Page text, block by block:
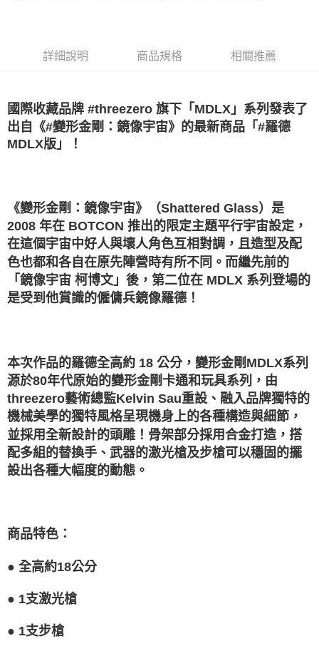
相關說明
【大哥付你分期使用說明】
1.本服務由台灣大哥大提供，台灣大哥大用戶可立即使用無須另外申請。
4.訂單成立30分鐘內，如未前往確認交易或遇審核未通過，訂單將自動取
消。如遇「轉專審核」未通過狀況，表示未達大哥付你分期系統評分，恕無
法說明評估內容。
【繳款方式說明】
1.分期款項不併入電信帳單，「大哥付你分期」於每月結算日後寄送繳費提
醒簡訊。
2.透過簡訊連結打開帳單後，可選擇「超商條碼／台灣大直營門市／銀行轉
帳／街口支付／iPASS MONEY」等通路繳費。
買賣價金債權讓與本公司後，依約使用本公司帳單繳交帳款。
2.基於同意付款使用「大哥付你分期」之契約關係目的，商店將以您的個人
資料（包含姓名、電話或地址）提供予台灣大哥大進項蒐集、處理及利用，
由本公司與您本人進行分期帳單所需資料之確認、核對及更正。
3.完整用戶服務條款，請詳閱以下連結：https://oppay.tw/userRule
AFTEE先享後付
便利好安心！
１．簡單：不需註冊會員、不需綁卡、不需儲值。
２．便利：只要手機號碼，簡訊認證，即可結帳。
３．安心：先確認商品／服務後，再付款。
【「AFTEE先享後付」結帳流程】
１．於結帳方式選擇「AFTEE先享後付」後，將跳轉至「AFTEE先享後付」
結帳頁面，進行簡訊認證並確認金額後，即可完成結帳。
２．訂單成立數日內，您將收到繳費通知簡訊。
後付繳納相關費用。
※ 交易是否成功請以「AFTEE先享後付 」之結帳頁面顯示為準，若有關於
是否繳費成功／繳費後需取消欲退款等相關疑問，請聯繫「AFTEE先享後付
客戶支援中心」https://netprotections.freshdesk.com/support/home
【注意事項】
１．透過由恩沛科技股份有限公司提供之「AFTEE先享後付」服務完成之交
易，需依本服務之必要範圍內提供個人資料，並將交易相關給付款項請求債
權轉讓予恩沛科技股份有限公司。
任。
時審查核予不同之上限額度；若仍有額度不足之情形，本公司將視審查結果
請求用戶進行身份認證。
恩沛科技股份有限公司將有權停止該用戶之使用額度並採取法律行動。
運送方式
宅配
每筆NT$120，滿NT$1,200(含以上)免運費
宅配-離島
每筆NT$300
詳細說明 商品規格 相關推薦
國際收藏品牌 #threezero 旗下「MDLX」系列發表了
出自《#變形金剛：鏡像宇宙》的最新商品「#羅德
MDLX版」！
《變形金剛：鏡像宇宙》（Shattered Glass）是
2008 年在 BOTCON 推出的限定主題平行宇宙設定，
在這個宇宙中好人與壞人角色互相對調，且造型及配
色也都和各自在原先陣營時有所不同。而繼先前的
「鏡像宇宙 柯博文」後，第二位在 MDLX 系列登場的
是受到他賞識的僱傭兵鏡像羅德！
本次作品的羅德全高約 18 公分，變形金剛MDLX系列
源於80年代原始的變形金剛卡通和玩具系列，由
threezero藝術總監Kelvin Sau重設、融入品牌獨特的
機械美學的獨特風格呈現機身上的各種構造與細節，
並採用全新設計的頭雕！骨架部分採用合金打造，搭
配多組的替換手、武器的激光槍及步槍可以穩固的擺
設出各種大幅度的動態。
商品特色 ：
● 全高約18公分
● 1支激光槍
● 1支步槍